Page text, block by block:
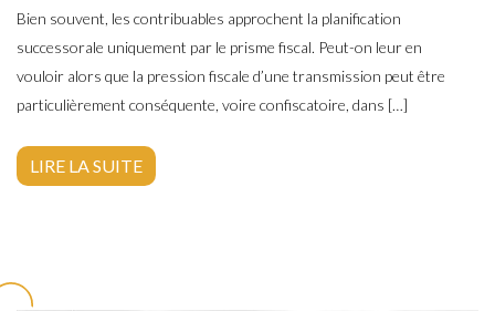
Bien souvent, les contribuables approchent la planification
successorale uniquement par le prisme fiscal. Peut-on leur en
vouloir alors que la pression fiscale d’une transmission peut être
particulièrement conséquente, voire confiscatoire, dans […]
LIRE LA SUITE